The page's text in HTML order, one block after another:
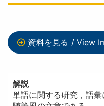
資料を見る / View
解説
単語に関する研究，語